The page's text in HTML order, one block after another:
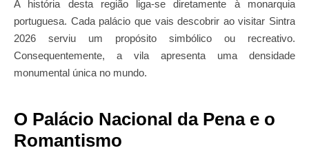
A história desta região liga-se diretamente à monarquia
portuguesa. Cada palácio que vais descobrir ao visitar Sintra
2026 serviu um propósito simbólico ou recreativo.
Consequentemente, a vila apresenta uma densidade
monumental única no mundo.
O Palácio Nacional da Pena e o
Romantismo